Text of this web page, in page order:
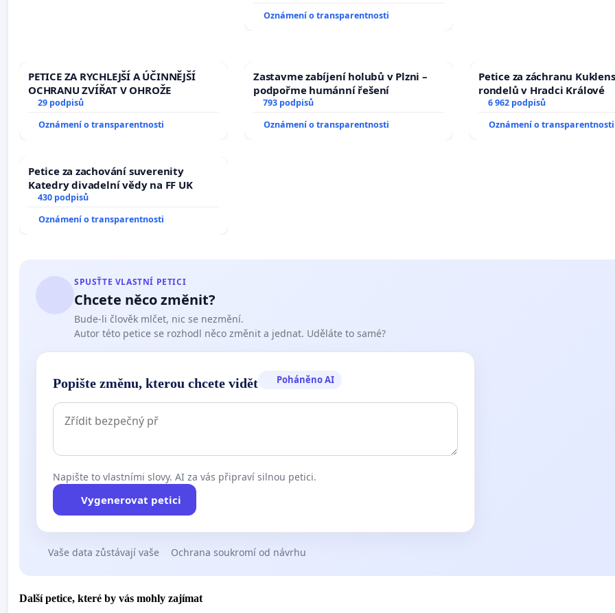
Oznámení o transparentnosti
PETICE ZA RYCHLEJŠÍ A ÚČINNĚJŠÍ
OCHRANU ZVÍŘAT V OHROŽE
29 podpisů
Oznámení o transparentnosti
Zastavme zabíjení holubů v Plzni –
podpořme humánní řešení
793 podpisů
Oznámení o transparentnosti
Petice za záchranu
rondelů v Hradci Králové
6 962 podpisů
Oznámení o transparentnosti
Petice za zachování suverenity
Katedry divadelní vědy na FF UK
430 podpisů
Oznámení o transparentnosti
SPUSŤTE VLASTNÍ PETICI
Chcete něco změnit?
Bude-li člověk mlčet, nic se nezmění.
Autor této petice se rozhodl něco změnit a jednat. Uděláte to samé?
Popište změnu, kterou chcete vidět Poháněno AI
Napište to vlastními slovy. AI za vás připraví silnou petici.
Vygenerovat petici
Vaše data zůstávají vaše Ochrana soukromí od návrhu
Další petice, které by vás mohly zajímat